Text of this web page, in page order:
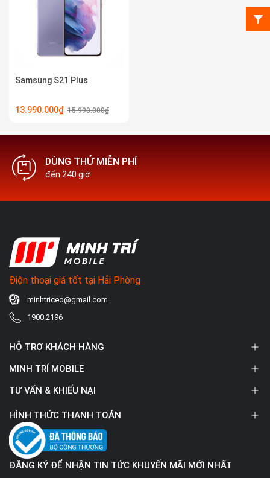
Samsung S21 Plus
13.990.000₫ 15.990.000₫
DÙNG THỬ MIỄN PHÍ
đến 240 giờ
Điện thoại giá tốt tại Hải Phòng
minhtriceo@gmail.com
1900.2196
HỖ TRỢ KHÁCH HÀNG
MINH TRÍ MOBILE
TƯ VẤN & KHIẾU NẠI
HÌNH THỨC THANH TOÁN
ĐĂNG KÝ ĐỂ NHẬN TIN TỨC KHUYẾN MÃI MỚI NHẤT